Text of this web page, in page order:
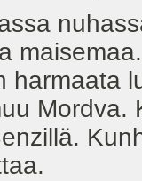
harmaata